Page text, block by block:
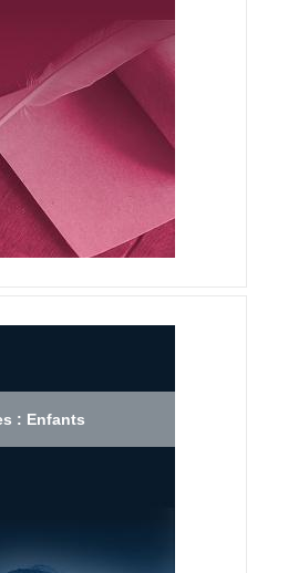
: Enfants